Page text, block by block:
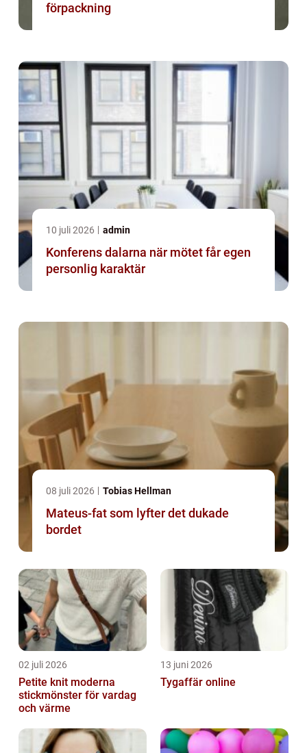
förpackning
10 juli 2026 admin
Konferens dalarna när mötet får egen
personlig karaktär
08 juli 2026 Tobias Hellman
Mateus-fat som lyfter det dukade
bordet
02 juli 2026
Petite knit moderna
stickmönster för vardag
och värme
13 juni 2026
Tygaffär online